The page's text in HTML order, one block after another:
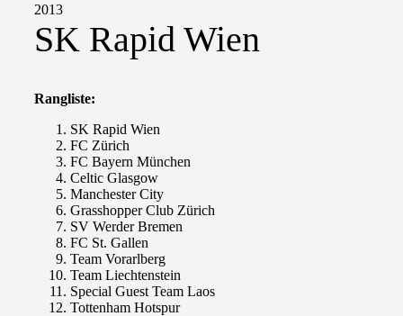
2013
SK Rapid Wien
Rangliste:
SK Rapid Wien
FC Zürich
FC Bayern München
Celtic Glasgow
Manchester City
Grasshopper Club Zürich
SV Werder Bremen
FC St. Gallen
Team Vorarlberg
Team Liechtenstein
Special Guest Team Laos
Tottenham Hotspur